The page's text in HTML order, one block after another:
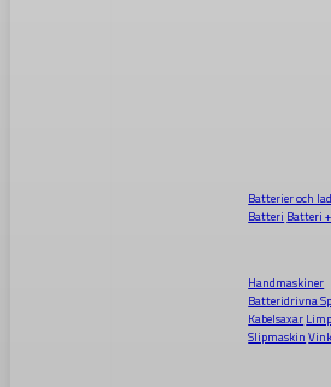
Batterier och
Batteri Batteri
Handmaskiner
Batteridrivna
Kabelsaxar
Slipmaskin